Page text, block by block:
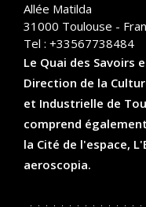
Allée Matilda
31000 Toulouse -
Tel : +33567738484
Le Quai des Savoirs
Direction de la
et Industrielle de
comprend
la Cité de l'espace,
aeroscopia.